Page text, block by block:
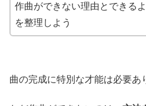
作曲ができない理由とできる
を整理しよう
曲の完成に特別な才能は必要あ